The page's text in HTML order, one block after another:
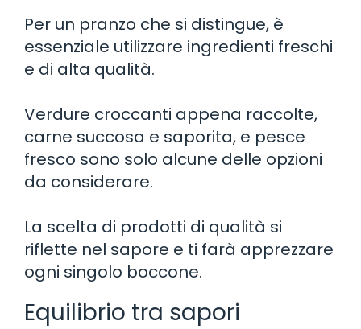
Per un pranzo che si distingue, è
essenziale utilizzare ingredienti freschi
e di alta qualità.
Verdure croccanti appena raccolte,
carne succosa e saporita, e pesce
fresco sono solo alcune delle opzioni
da considerare.
La scelta di prodotti di qualità si
riflette nel sapore e ti farà apprezzare
ogni singolo boccone.
Equilibrio tra sapori